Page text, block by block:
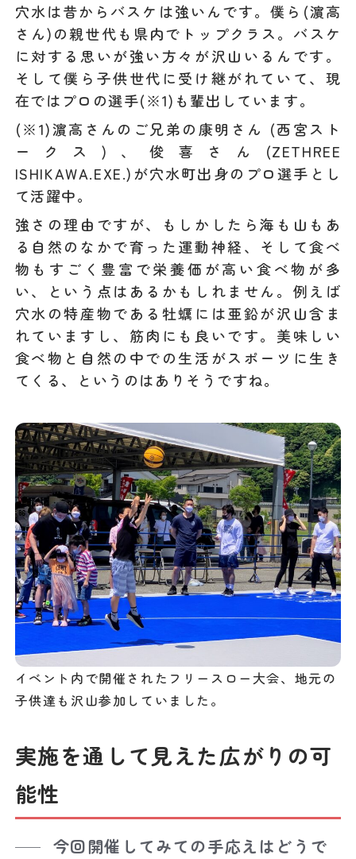
穴水は昔からバスケは強いんです。僕ら(濵高
さん)の親世代も県内でトップクラス。バスケ
に対する思いが強い方々が沢山いるんです。
そして僕ら子供世代に受け継がれていて、現
在ではプロの選手(※1)も輩出しています。
(※1)濵高さんのご兄弟の康明さん (西宮スト
ークス)、俊喜さん(ZETHREE
ISHIKAWA.EXE.)が穴水町出身のプロ選手とし
て活躍中。
強さの理由ですが、もしかしたら海も山もあ
る自然のなかで育った運動神経、そして食べ
物もすごく豊富で栄養価が高い食べ物が多
い、という点はあるかもしれません。例えば
穴水の特産物である牡蠣には亜鉛が沢山含ま
れていますし、筋肉にも良いです。美味しい
食べ物と自然の中での生活がスポーツに生き
てくる、というのはありそうですね。
イベント内で開催されたフリースロー大会、地元の
子供達も沢山参加していました。
実施を通して見えた広がりの可
能性
今回開催してみての手応えはどうで